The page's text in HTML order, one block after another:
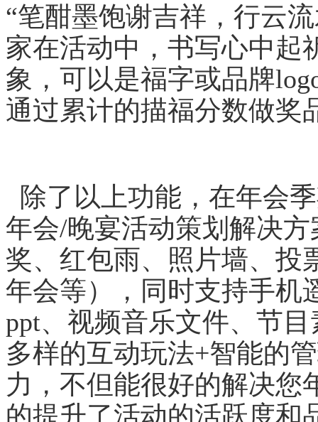
“笔酣墨饱谢吉祥，行云
家在活动中，书写心中起
象，可以是福字或品牌
通过累计的描福分数做奖
除了以上功能， 在年会
年会/晚宴活动策划解决
奖、红包雨、照片墙、投
年会等），同时支持手机
ppt、视频音乐文件、节
多样的互动玩法+智能的
力，不但能很好的解决您
的提升了活动的活跃度和